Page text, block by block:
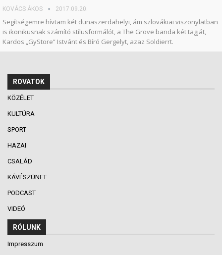
KOVÁCS ÁKOS 2017.09.20.
Segítségemre hívtam két dunaszerdahelyi, ám szlovákiai viszonylatban
is ikonikusnak számító stílusformálót, a The Grove banda két tagját,
Kardos „GyStore” Istvánt és Bíró Gergelyt, azaz Soldierrt.
ROVATOK
KÖZÉLET
KULTÚRA
SPORT
HAZAI
CSALÁD
KÁVÉSZÜNET
PODCAST
VIDEÓ
RÓLUNK
Impresszum